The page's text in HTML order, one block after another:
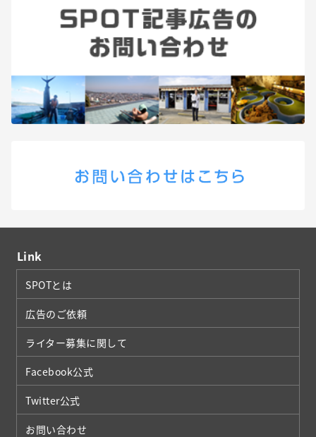
Link
SPOTとは
広告のご依頼
ライター募集に関して
Facebook公式
Twitter公式
お問い合わせ